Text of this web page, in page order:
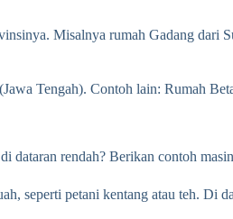
Misalnya rumah Gadang dari
Tengah). Contoh lain: Rumah
dataran rendah? Berikan contoh
seperti petani kentang atau teh. Di